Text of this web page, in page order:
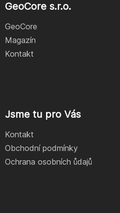
GeoCore s.r.o.
GeoCore
Magazín
Kontakt
Jsme tu pro Vás
Kontakt
Obchodní podmínky
Ochrana osobních ůdajů